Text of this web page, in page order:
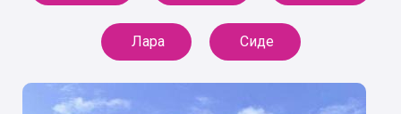
Лара Сиде